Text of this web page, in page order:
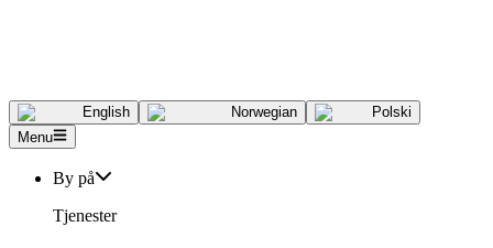
English Norwegian
Polski
Menu
By på
Tjenester